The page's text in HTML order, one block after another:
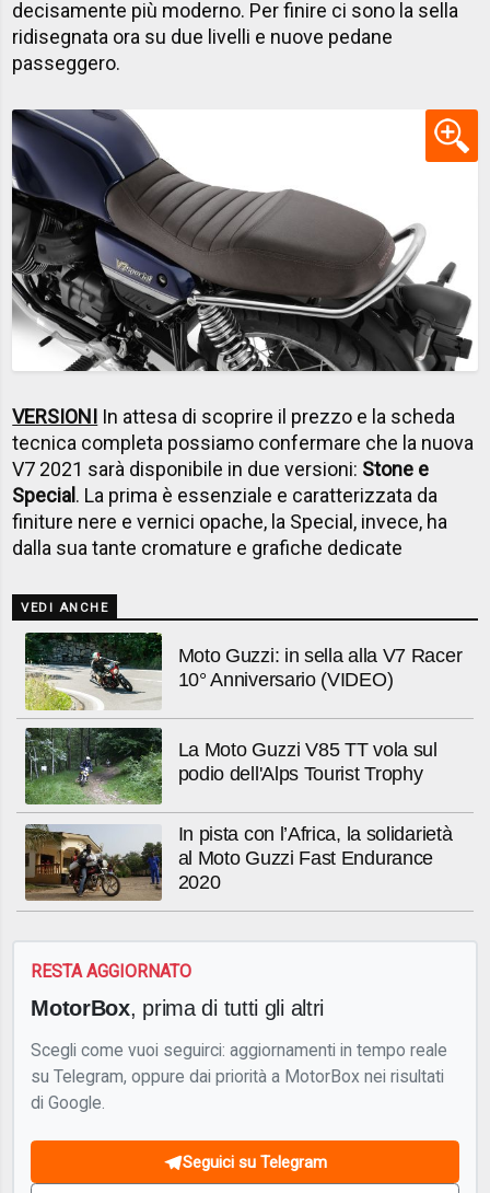
decisamente più moderno. Per finire ci sono la sella
ridisegnata ora su due livelli e nuove pedane
passeggero.
VERSIONI In attesa di scoprire il prezzo e la scheda
tecnica completa possiamo confermare che la nuova
V7 2021 sarà disponibile in due versioni: Stone e
Special . La prima è essenziale e caratterizzata da
finiture nere e vernici opache, la Special, invece, ha
dalla sua tante cromature e grafiche dedicate
VEDI ANCHE
Moto Guzzi: in sella alla V7 Racer
10° Anniversario (VIDEO)
La Moto Guzzi V85 TT vola sul
podio dell'Alps Tourist Trophy
In pista con l’Africa, la solidarietà
al Moto Guzzi Fast Endurance
2020
RESTA AGGIORNATO
MotorBox, prima di tutti gli altri
Scegli come vuoi seguirci: aggiornamenti in tempo reale
su Telegram, oppure dai priorità a MotorBox nei risultati
di Google.
Seguici su Telegram